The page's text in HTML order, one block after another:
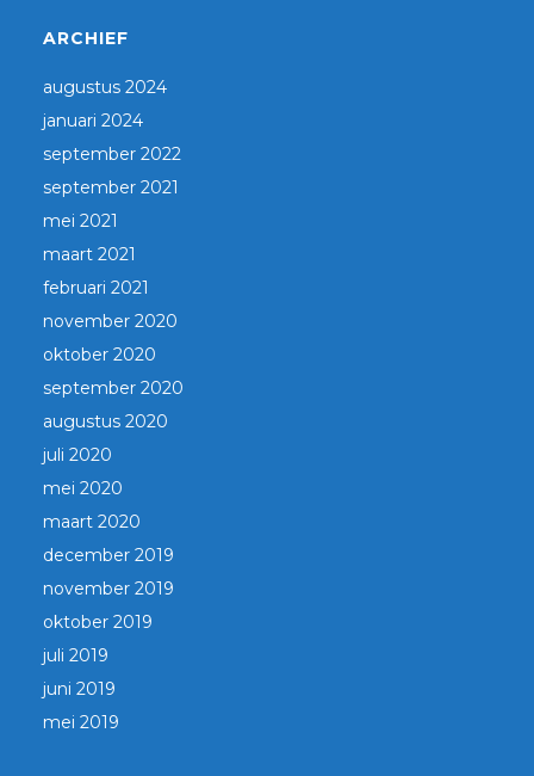
ARCHIEF
augustus 2024
januari 2024
september 2022
september 2021
mei 2021
maart 2021
februari 2021
november 2020
oktober 2020
september 2020
augustus 2020
juli 2020
mei 2020
maart 2020
december 2019
november 2019
oktober 2019
juli 2019
juni 2019
mei 2019